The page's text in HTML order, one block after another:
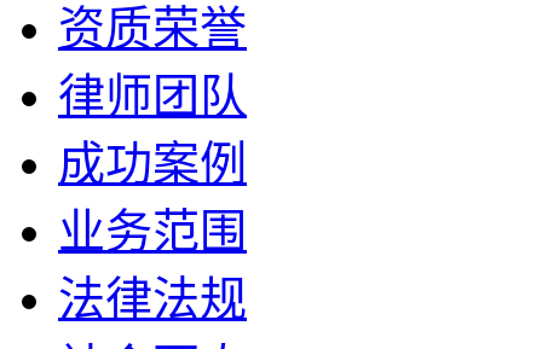
资质荣誉
律师团队
成功案例
业务范围
法律法规